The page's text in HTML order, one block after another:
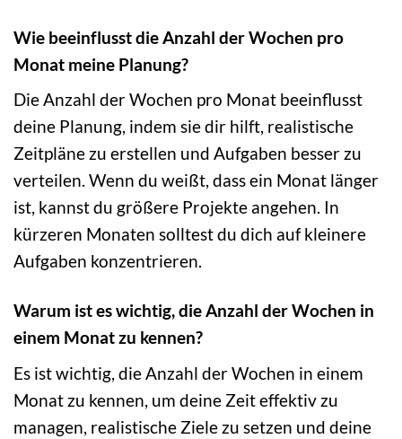
Wie beeinflusst die Anzahl der Wochen pro
Monat meine Planung?
Die Anzahl der Wochen pro Monat beeinflusst
deine Planung, indem sie dir hilft, realistische
Zeitpläne zu erstellen und Aufgaben besser zu
verteilen. Wenn du weißt, dass ein Monat länger
ist, kannst du größere Projekte angehen. In
kürzeren Monaten solltest du dich auf kleinere
Aufgaben konzentrieren.
Warum ist es wichtig, die Anzahl der Wochen in
einem Monat zu kennen?
Es ist wichtig, die Anzahl der Wochen in einem
Monat zu kennen, um deine Zeit effektiv zu
managen, realistische Ziele zu setzen und deine